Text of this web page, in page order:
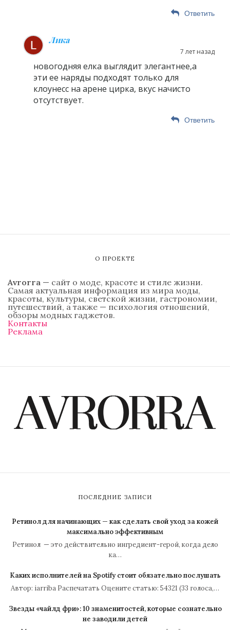
Ответить
Лика
7 лет назад
новогодняя елка выглядит элегантнее,а
эти ее наряды подходят только для
клоунесс на арене цирка, вкус начисто
отсутствует.
Ответить
О ПРОЕКТЕ
Avrorra — сайт о моде, красоте и стиле жизни.
Самая актуальная информация из мира моды,
красоты, культуры, светской жизни, гастрономии,
путешествий, а также — психология отношений,
обзоры модных гаджетов.
Контакты
Реклама
ПОСЛЕДНИЕ ЗАПИСИ
Ретинол для начинающих — как сделать свой уход за кожей
максимально эффективным
Ретинол — это действительно ингредиент-герой, когда дело
ка…
Каких исполнителей на Spotify стоит обязательно послушать
Автор: iarriba Распечатать Оцените статью: 54321 (33 голоса,…
Звезды «чайлд фри»: 10 знаменитостей, которые сознательно
не заводили детей